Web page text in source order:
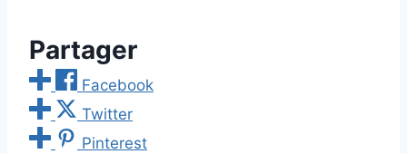
Partager
Facebook
Twitter
Pinterest